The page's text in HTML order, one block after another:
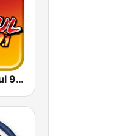
WPRM Salsoul 99.1 FM